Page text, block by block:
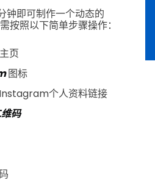
钟即可制作一个动态的
照以下简单步骤操作：
页
图标
个人资料链接
码